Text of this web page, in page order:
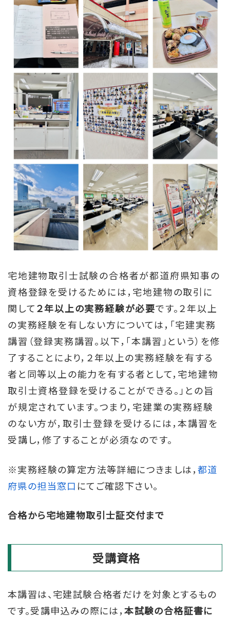
宅地建物取引士試験の合格者が都道府県知事の
資格登録を受けるためには，宅地建物の取引に
関して２年以上の実務経験が必要です。２年以上
の実務経験を有しない方については，「宅建実務
講習（登録実務講習。以下，「本講習」という）を修
了することにより，２年以上の実務経験を有する
者と同等以上の能力を有する者として，宅地建物
取引士資格登録を受けることができる。」との旨
が規定されています。つまり，宅建業の実務経験
のない方が，取引士登録を受けるには，本講習を
受講し，修了することが必須なのです。
※実務経験の算定方法等詳細につきましは，都道
府県の担当窓口 にてご確認下さい。
合格から宅地建物取引士証交付まで
受講資格
本講習は、宅建試験合格者だけを対象とするもの
です。受講申込みの際には，本試験の合格証書に